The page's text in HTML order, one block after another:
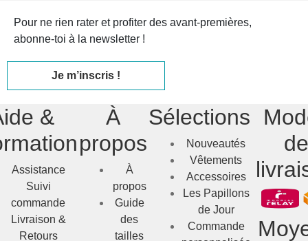
Pour ne rien rater et profiter des avant-premières,
abonne-toi à la newsletter !
Je m’inscris !
&
Assistance
Suivi
commande
Livraison &
Retours
À
propos
À
propos
Guide
des
tailles
Sélections
Nouveautés
Vêtements
Accessoires
Les Papillons
de Jour
Commande
de